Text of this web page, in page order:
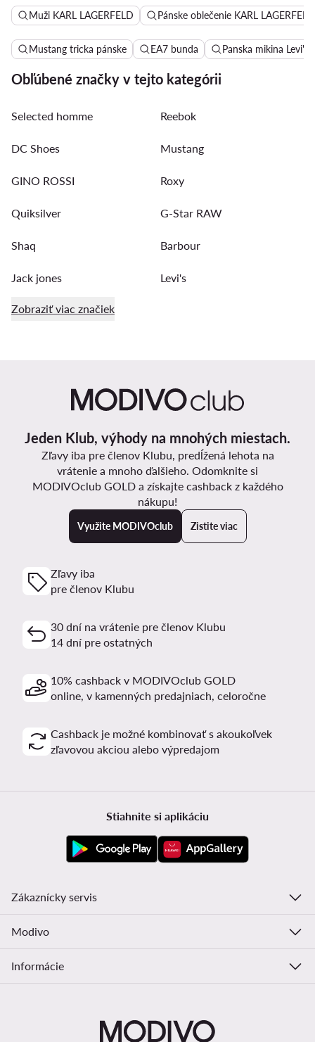
Muži KARL LAGERFELD Pánske oblečenie KARL LAGERFELD
Mustang tricka pánske EA7 bunda Panska mikina Levi's
Obľúbené značky v tejto kategórii
Selected homme Reebok
DC Shoes Mustang
GINO ROSSI Roxy
Quiksilver G-Star RAW
Shaq Barbour
Jack jones Levi's
Zobraziť viac značiek
Jeden Klub, výhody na mnohých miestach.
Zľavy iba pre členov Klubu, predĺžená lehota na
vrátenie a mnoho ďalšieho. Odomknite si
MODIVOclub GOLD a získajte cashback z každého
nákupu!
Využite MODIVOclub Zistite viac
Zľavy iba
pre členov Klubu
30 dní na vrátenie pre členov Klubu
14 dní pre ostatných
10% cashback v MODIVOclub GOLD
online, v kamenných predajniach, celoročne
Cashback je možné kombinovať s akoukoľvek
zľavovou akciou alebo výpredajom
Stiahnite si aplikáciu
Zákaznícky servis
Modivo
Informácie